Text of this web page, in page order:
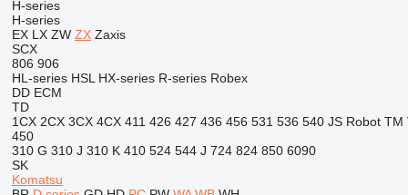
H-series
H-series
EX LX ZW ZX Zaxis
SCX
806 906
HL-series HSL HX-series R-series Robex
DD ECM
TD
1CX 2CX 3CX 4CX 411 426 427 436 456 531 536 540 JS Robot TM
450
310 G 310 J 310 K 410 524 544 J 724 824 850 6090
SK
Komatsu